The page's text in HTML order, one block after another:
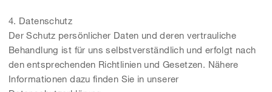
4. Datenschutz
Der Schutz persönlicher Daten und deren vertrauliche
Behandlung ist für uns selbstverständlich und erfolgt nach
den entsprechenden Richtlinien und Gesetzen. Nähere
Informationen dazu finden Sie in unserer